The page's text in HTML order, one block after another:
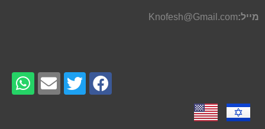
מייל:Knofesh@Gmail.com